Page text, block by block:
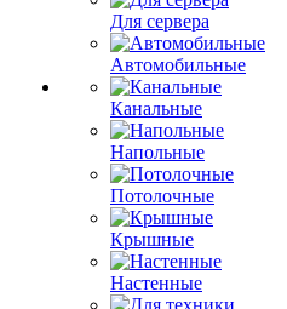
Для сервера
Автомобильные
Канальные
Напольные
Потолочные
Крышные
Настенные